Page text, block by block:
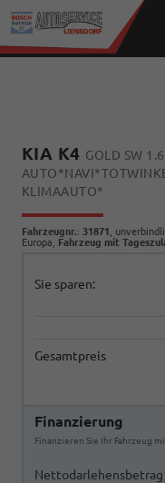
KIA K4 GOLD SW
KLIMAAUTO*
Fahrzeugnr.: 31871 ,
Europa, Fahrzeug mit
Sie sparen:
Gesamtpreis
Finanzierung
Finanzieren Sie Ihr Fahrzeug
Nettodarlehensbetrag